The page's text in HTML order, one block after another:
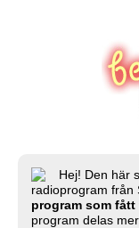
Hej! Den här
radioprogram från
program som
program delas